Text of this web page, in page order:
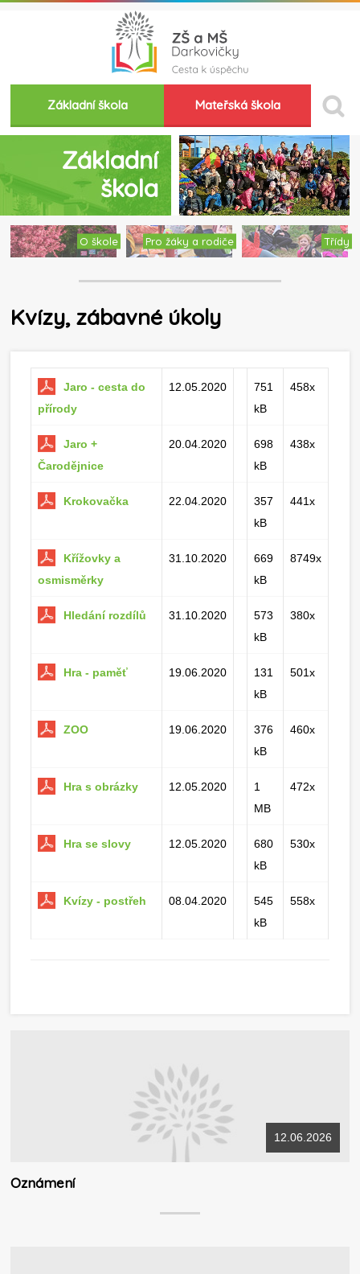
Základní škola Mateřská škola
Základní
škola
O škole Pro žáky a rodiče Třídy
Kvízy, zábavné úkoly
Jaro - cesta do
přírody
12.05.2020
751
kB
458x
Jaro +
Čarodějnice
20.04.2020
698
kB
438x
Krokovačka 22.04.2020
357
kB
441x
Křížovky a
osmisměrky
31.10.2020
669
kB
8749x
Hledání rozdílů 31.10.2020
573
kB
380x
Hra - paměť 19.06.2020
131
kB
501x
ZOO 19.06.2020
376
kB
460x
Hra s obrázky 12.05.2020
1
MB
472x
Hra se slovy 12.05.2020
680
kB
530x
Kvízy - postřeh 08.04.2020
545
kB
558x
12.06.2026
Oznámení